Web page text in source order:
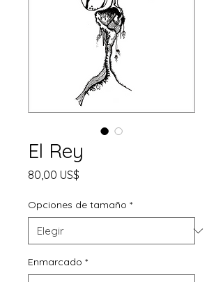
El Rey
80,00 US$
Opciones de tamaño *
Enmarcado *